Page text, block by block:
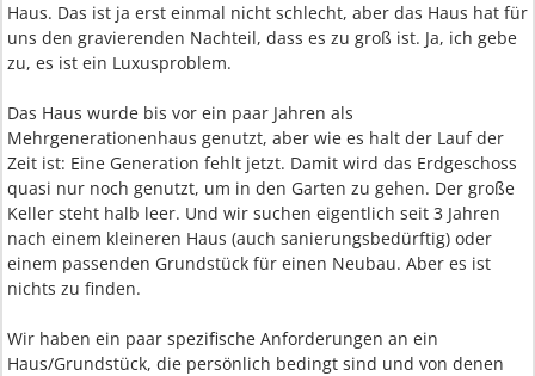
Haus. Das ist ja erst einmal nicht schlecht, aber das Haus hat für
uns den gravierenden Nachteil, dass es zu groß ist. Ja, ich gebe
zu, es ist ein Luxusproblem.
Das Haus wurde bis vor ein paar Jahren als
Mehrgenerationenhaus genutzt, aber wie es halt der Lauf der
Zeit ist: Eine Generation fehlt jetzt. Damit wird das Erdgeschoss
quasi nur noch genutzt, um in den Garten zu gehen. Der große
Keller steht halb leer. Und wir suchen eigentlich seit 3 Jahren
nach einem kleineren Haus (auch sanierungsbedürftig) oder
einem passenden Grundstück für einen Neubau. Aber es ist
nichts zu finden.
Wir haben ein paar spezifische Anforderungen an ein
Haus/Grundstück, die persönlich bedingt sind und von denen